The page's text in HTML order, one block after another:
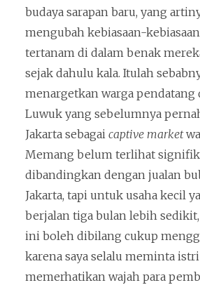
budaya sarapan baru, yang
mengubah kebiasaan-
tertanam di dalam benak
sejak dahulu kala. Itulah
menargetkan warga pendatang
Luwuk yang sebelumnya
Jakarta sebagai captive market
Memang belum terlihat
dibandingkan dengan jualan
Jakarta, tapi untuk usaha kecil
berjalan tiga bulan lebih
ini boleh dibilang cukup
karena saya selalu meminta
memerhatikan wajah para